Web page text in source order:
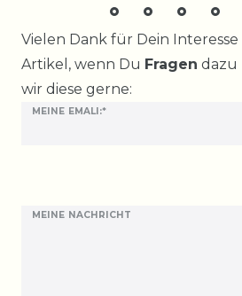
Vielen Dank für Dein
Artikel, wenn Du Fragen dazu
wir diese gerne:
MEINE EMALI:*
MEINE NACHRICHT